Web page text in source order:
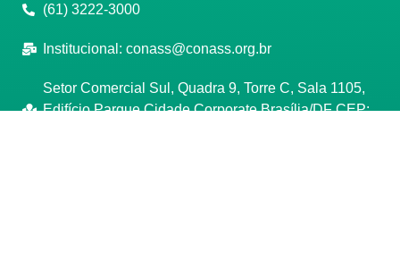
(61) 3222-3000
Institucional: conass@conass.org.br
Setor Comercial Sul, Quadra 9, Torre C, Sala 1105,
Edifício Parque Cidade Corporate Brasília/DF CEP: